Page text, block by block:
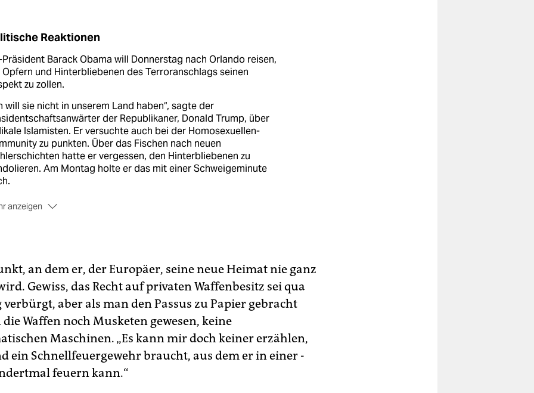
Reaktionen
Präsident Barack Obama will Donnerstag nach Orlando reisen,
Opfern und Hinterbliebenen des Terroranschlags seinen
zu zollen.
will sie nicht in unserem Land haben“, sagte der
der Republikaner, Donald Trump, über
Islamisten. Er versuchte auch bei der Homosexuellen-
zu punkten. Über das Fischen nach neuen
hatte er vergessen, den Hinterbliebenen zu
Am Montag holte er das mit einer Schweigeminute
anzeigen
an dem er, der Europäer, seine neue Heimat nie ganz
Gewiss, das Recht auf privaten Waffenbesitz sei qua
verbürgt, aber als man den Passus zu Papier gebracht
die Waffen noch Musketen gewesen, keine
Maschinen. „Es kann mir doch keiner erzählen,
ein Schnellfeuergewehr braucht, aus dem er in einer
feuern kann.“